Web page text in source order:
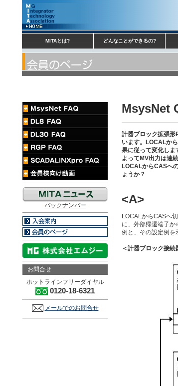
MITAとは? どんなことができるの?
バックナンバー
お問合せ
ホットラインフリーダイヤル
0120-18-6321
メールでのお問合せ
MsysNet
計器ブロック拡張
います。LOCALか
果に従って変化し
よってMV出力は連
LOCALからCASへ
ょうか？
<A>
LOCALからCASへ
に、外部帰還端子
例と、その設定例を
＜計器ブロック接続